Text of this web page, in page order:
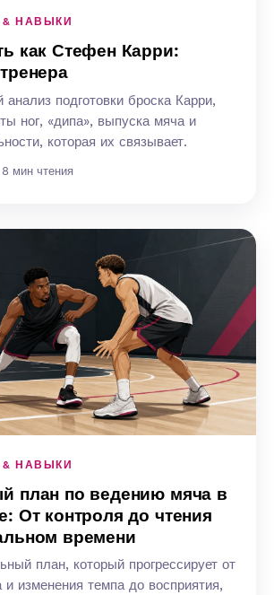
НАВЫКИ
как Стефен Карри:
подготовки броска Карри,
ног, «дипа», выпуска мяча и
которая их связывает.
мин чтения
НАВЫКИ
план по ведению мяча в
От контроля до чтения
времени
план, который прогрессирует от
и изменения темпа до восприятия,